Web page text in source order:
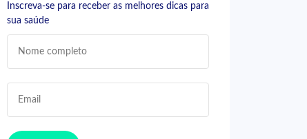
Inscreva-se para receber as melhores dicas para
sua saúde